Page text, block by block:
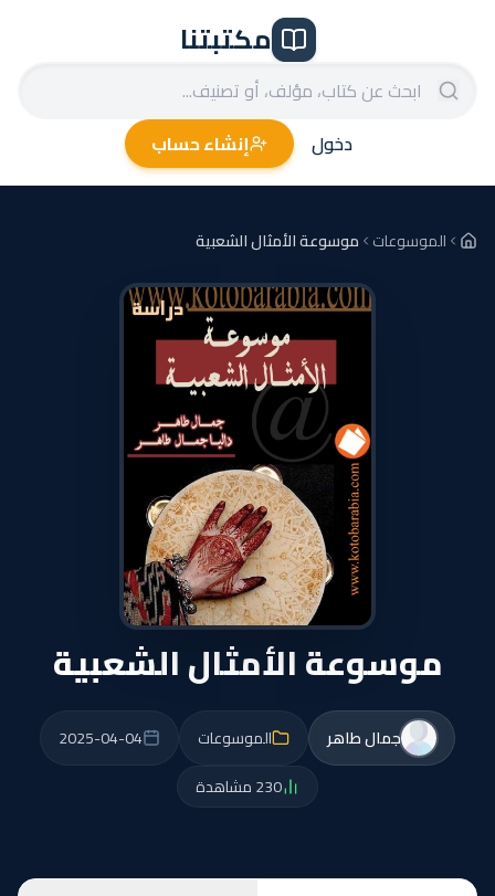
مكتبتنا
دخول إنشاء حساب
الموسوعات موسوعة الأمثال الشعبية
موسوعة الأمثال الشعبية
جمال طاهر الموسوعات
2025-04-04
230 مشاهدة